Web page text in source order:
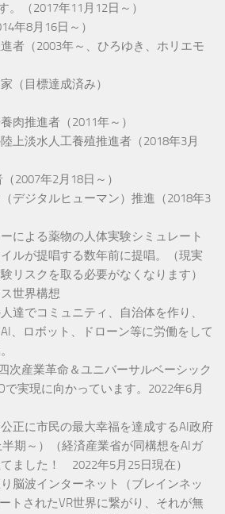
。（2017年11月12日～）
年8月16日～）
者（2003年～、ひろゆき、ホリエモ
（目標達成済み）
肉推進者（2011年～）
上淡水人工養殖推進者（2018年3月
2007年2月18日～）
デジタルヒューマン）推進（2018年3
による薬物の人体実験シミュレート
ルが提唱する数年前に提唱。（現実
リスクを取る必要がなくなります）
世界構想
達でコミュニティ、自治体を作り、
、ロボット、ドローン等に労働をして
次産業革命＆ユニバーサルベーシック
で実現に向かっています。2022年6月
正に市民の最大幸福を達成するAI政府
期～）（経済産業省が同構想をAIガ
ました！ 2022年5月25日現在）
脳波インターネット（ブレインネッ
トされたVR世界に繋がり、それが無